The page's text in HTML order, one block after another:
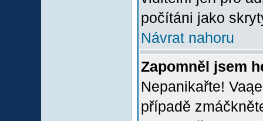
počítáni jako
Návrat nahoru
Zapomněl jsem
Nepanikařte!
případě